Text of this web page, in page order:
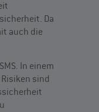
Da
auch die
In einem
sind